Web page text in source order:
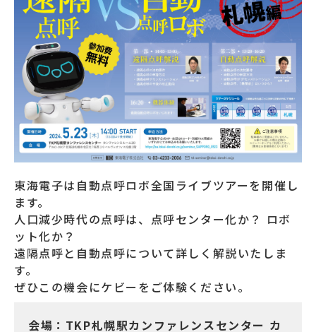
東海電子は自動点呼ロボ全国ライブツアーを開催し
ます。
人口減少時代の点呼は、点呼センター化か？ ロボ
ット化か？
遠隔点呼と自動点呼について詳しく解説いたしま
す。
ぜひこの機会にケビーをご体験ください。
会場：TKP札幌駅カンファレンスセンター カ